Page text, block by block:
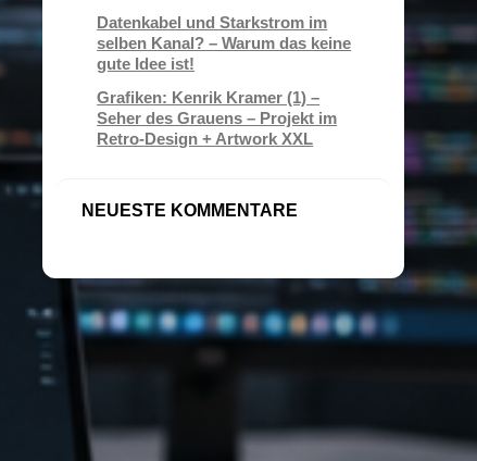
Datenkabel und Starkstrom im
selben Kanal? – Warum das keine
gute Idee ist!
Grafiken: Kenrik Kramer (1) –
Seher des Grauens – Projekt im
Retro-Design + Artwork XXL
NEUESTE KOMMENTARE